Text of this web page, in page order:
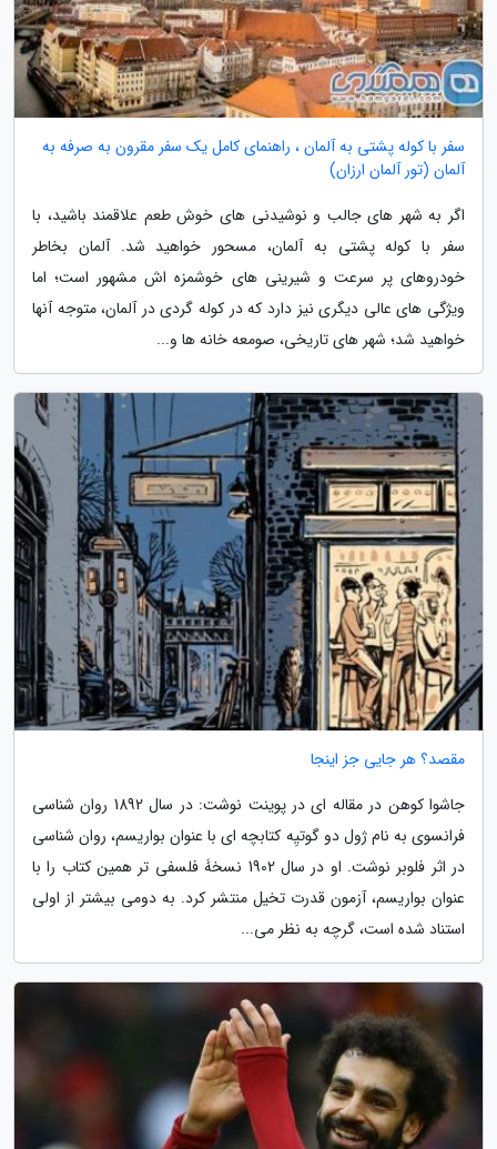
سفر با کوله پشتی به آلمان ، راهنمای کامل یک سفر مقرون به صرفه به
آلمان (تور آلمان ارزان)
اگر به شهر های جالب و نوشیدنی های خوش طعم علاقمند باشید، با
سفر با کوله پشتی به آلمان، مسحور خواهید شد. آلمان بخاطر
خودروهای پر سرعت و شیرینی های خوشمزه اش مشهور است؛ اما
ویژگی های عالی دیگری نیز دارد که در کوله گردی در آلمان، متوجه آنها
خواهید شد؛ شهر های تاریخی، صومعه خانه ها و...
مقصد؟ هر جایی جز اینجا
جاشوا کوهن در مقاله ای در پوینت نوشت: در سال 1892 روان شناسی
فرانسوی به نام ژول دو گوتیِه کتابچه ای با عنوان بواریسم، روان شناسی
در اثر فلوبر نوشت. او در سال 1902 نسخۀ فلسفی تر همین کتاب را با
عنوان بواریسم، آزمون قدرت تخیل منتشر کرد. به دومی بیشتر از اولی
استناد شده است، گرچه به نظر می...